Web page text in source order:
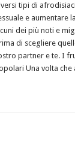
tipi di
e aumentare
dei più noti e
di scegliere
partner e te. I
Una volta che